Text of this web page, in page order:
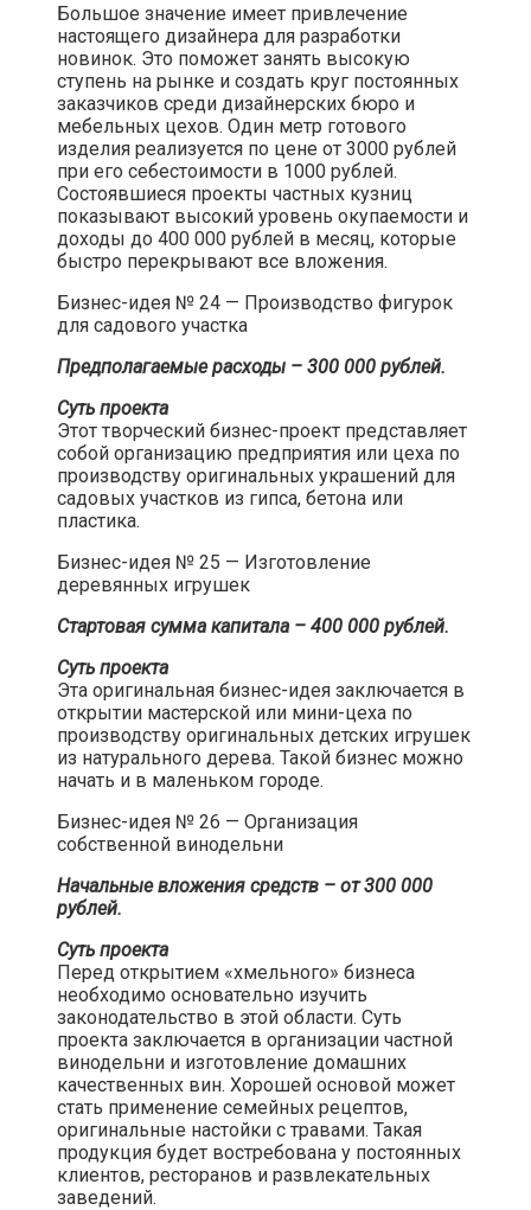
Большое значение имеет привлечение
настоящего дизайнера для разработки
новинок. Это поможет занять высокую
ступень на рынке и создать круг постоянных
заказчиков среди дизайнерских бюро и
мебельных цехов. Один метр готового
изделия реализуется по цене от 3000 рублей
при его себестоимости в 1000 рублей.
Состоявшиеся проекты частных кузниц
показывают высокий уровень окупаемости и
доходы до 400 000 рублей в месяц, которые
быстро перекрывают все вложения.​
Бизнес-идея № 24 — Производство фигурок
для садового участка​
Предполагаемые расходы – 300 000 рублей.
Суть проекта
Этот творческий бизнес-проект представляет
собой организацию предприятия или цеха по
производству оригинальных украшений для
садовых участков из гипса, бетона или
пластика.​
Бизнес-идея № 25 — Изготовление
деревянных игрушек​
Стартовая сумма капитала – 400 000 рублей.
Суть проекта
Эта оригинальная бизнес-идея заключается в
открытии мастерской или мини-цеха по
производству оригинальных детских игрушек
из натурального дерева. Такой бизнес можно
начать и в маленьком городе.​
Бизнес-идея № 26 — Организация
собственной винодельни​
Начальные вложения средств – от 300 000
рублей.
Суть проекта
Перед открытием «хмельного» бизнеса
необходимо основательно изучить
законодательство в этой области. Суть
проекта заключается в организации частной
винодельни и изготовление домашних
качественных вин. Хорошей основой может
стать применение семейных рецептов,
оригинальные настойки с травами. Такая
продукция будет востребована у постоянных
клиентов, ресторанов и развлекательных
заведений.​